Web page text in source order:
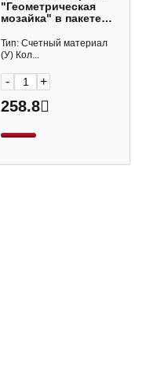
"Геометрическая
мозайка" в пакете с
Тип: Счетный материал
(У) Кол...
- +
258.8